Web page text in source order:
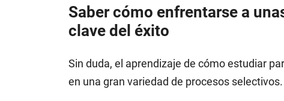
Saber cómo enfrentarse a
clave del éxito
Sin duda, el aprendizaje de cómo estudiar
en una gran variedad de procesos selectivos.